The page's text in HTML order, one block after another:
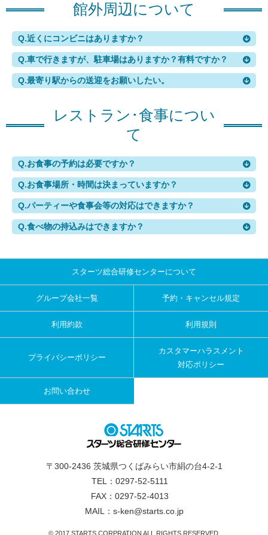
館外周辺について
Q.近くにコンビニはありますか？
Q.車で行きますが、駐車場はありますか？有料ですか？
Q.最寄り駅からの送迎をお願いしたい。
レストラン･食事につい
て
Q.お食事の予約は必要ですか？
Q.お食事場所・時間は決まっていますか？
Q.パーティーや食事会等の対応はできますか？
Q.食べ物の持込みはできますか？
スターツ総合研修センターについて
グループ会社一覧 予約・キャンセル規定
利用約款 利用規則
プライバシーポリシー
カスタマーハラスメント
対応ポリシー
お問い合わせ
〒300-2436 茨城県つくばみらい市絹の台4-2-1
TEL：0297-52-5111
FAX：0297-52-4013
MAIL：s-ken@starts.co.jp
© 2017 STARTS CORPRATION ALL RIGHTS RESERVED.